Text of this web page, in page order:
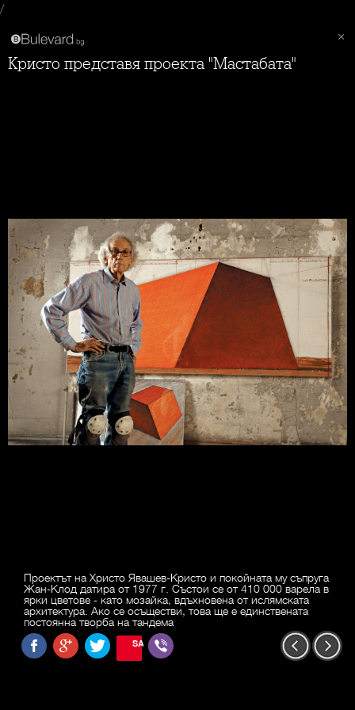
/
Кристо представя проекта "Мастабата"
Проектът на Христо Явашев-Кристо и покойната му съпруга
Жан-Клод датира от 1977 г. Състои се от 410 000 варела в
ярки цветове - като мозайка, вдъхновена от ислямската
архитектура. Ако се осъществи, това ще е единствената
постоянна творба на тандема
SAVE